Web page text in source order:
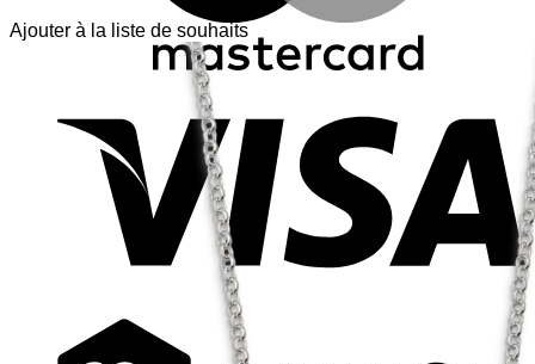
Ajouter à la liste de souhaits